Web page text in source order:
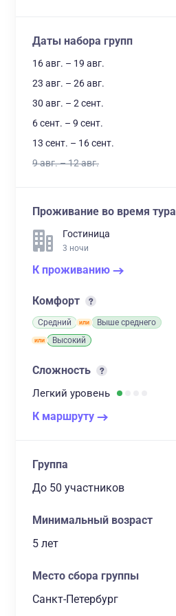
Даты набора групп
16 авг. – 19 авг.
23 авг. – 26 авг.
30 авг. – 2 сент.
6 сент. – 9 сент.
13 сент. – 16 сент.
9 авг. – 12 авг.
Проживание во время тура
Гостиница
3 ночи
К проживанию
Комфорт
Средний
Выше среднего
Высокий
Сложность
Легкий уровень
К маршруту
Группа
до 50 участников
Минимальный возраст
5 лет
Место сбора группы
Санкт-Петербург